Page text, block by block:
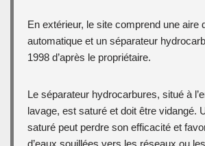
En extérieur, le site comprend une aire
automatique et un séparateur
1998 d’après le propriétaire.
Le séparateur hydrocarbures, situé à
lavage, est saturé et doit être vidangé.
saturé peut perdre son efficacité et